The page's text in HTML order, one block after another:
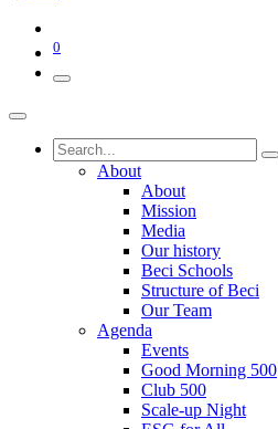
0
About
About
Mission
Media
Our history
Beci Schools
Structure of Beci
Our Team
Agenda
Events
Good Morning 500
Club 500
Scale-up Night